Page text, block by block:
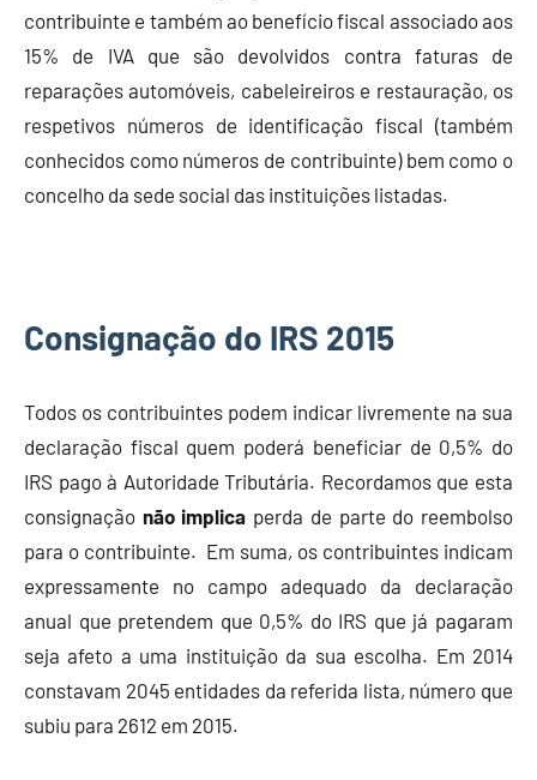
contribuinte e também ao benefício fiscal associado aos
15% de IVA que são devolvidos contra faturas de
reparações automóveis, cabeleireiros e restauração, os
respetivos números de identificação fiscal (também
conhecidos como números de contribuinte) bem como o
concelho da sede social das instituições listadas.
Consignação do IRS 2015
Todos os contribuintes podem indicar livremente na sua
declaração fiscal quem poderá beneficiar de 0,5% do
IRS pago à Autoridade Tributária. Recordamos que esta
consignação não implica perda de parte do reembolso
para o contribuinte. Em suma, os contribuintes indicam
expressamente no campo adequado da declaração
anual que pretendem que 0,5% do IRS que já pagaram
seja afeto a uma instituição da sua escolha. Em 2014
constavam 2045 entidades da referida lista, número que
subiu para 2612 em 2015.